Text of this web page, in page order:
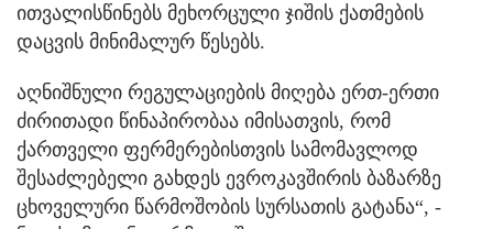
ითვალისწინებს მეხორცული ჯიშის ქათმების
დაცვის მინიმალურ წესებს.
აღნიშნული რეგულაციების მიღება ერთ-ერთი
ძირითადი წინაპირობაა იმისათვის, რომ
ქართველი ფერმერებისთვის სამომავლოდ
შესაძლებელი გახდეს ევროკავშირის ბაზარზე
ცხოველური წარმოშობის სურსათის გატანა“, -